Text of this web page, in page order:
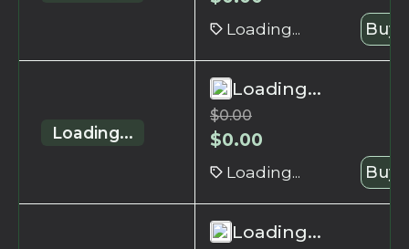
Loading... Buy
Loading...
Loading...
$0.00
$0.00
Loading... Buy
Loading...